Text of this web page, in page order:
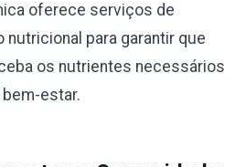
oferece serviços de
nutricional para garantir que
os nutrientes necessários
estar.